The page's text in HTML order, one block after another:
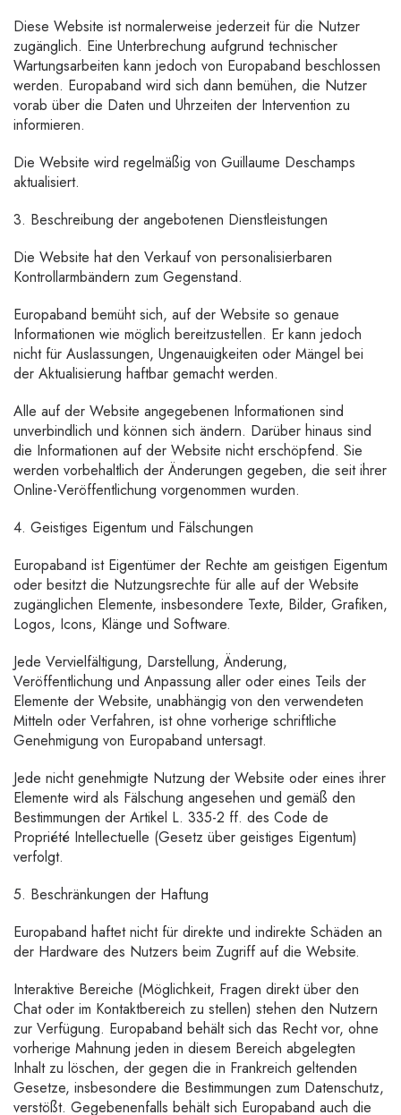
Diese Website ist normalerweise jederzeit für die Nutzer
zugänglich. Eine Unterbrechung aufgrund technischer
Wartungsarbeiten kann jedoch von Europaband beschlossen
werden. Europaband wird sich dann bemühen, die Nutzer
vorab über die Daten und Uhrzeiten der Intervention zu
informieren.
Die Website wird regelmäßig von Guillaume Deschamps
aktualisiert.
3. Beschreibung der angebotenen Dienstleistungen
Die Website hat den Verkauf von personalisierbaren
Kontrollarmbändern zum Gegenstand.
Europaband bemüht sich, auf der Website so genaue
Informationen wie möglich bereitzustellen. Er kann jedoch
nicht für Auslassungen, Ungenauigkeiten oder Mängel bei
der Aktualisierung haftbar gemacht werden.
Alle auf der Website angegebenen Informationen sind
unverbindlich und können sich ändern. Darüber hinaus sind
die Informationen auf der Website nicht erschöpfend. Sie
werden vorbehaltlich der Änderungen gegeben, die seit ihrer
Online-Veröffentlichung vorgenommen wurden.
4. Geistiges Eigentum und Fälschungen
Europaband ist Eigentümer der Rechte am geistigen Eigentum
oder besitzt die Nutzungsrechte für alle auf der Website
zugänglichen Elemente, insbesondere Texte, Bilder, Grafiken,
Logos, Icons, Klänge und Software.
Jede Vervielfältigung, Darstellung, Änderung,
Veröffentlichung und Anpassung aller oder eines Teils der
Elemente der Website, unabhängig von den verwendeten
Mitteln oder Verfahren, ist ohne vorherige schriftliche
Genehmigung von Europaband untersagt.
Jede nicht genehmigte Nutzung der Website oder eines ihrer
Elemente wird als Fälschung angesehen und gemäß den
Bestimmungen der Artikel L. 335-2 ff. des Code de
Propriété Intellectuelle (Gesetz über geistiges Eigentum)
verfolgt.
5. Beschränkungen der Haftung
Europaband haftet nicht für direkte und indirekte Schäden an
der Hardware des Nutzers beim Zugriff auf die Website.
Interaktive Bereiche (Möglichkeit, Fragen direkt über den
Chat oder im Kontaktbereich zu stellen) stehen den Nutzern
zur Verfügung. Europaband behält sich das Recht vor, ohne
vorherige Mahnung jeden in diesem Bereich abgelegten
Inhalt zu löschen, der gegen die in Frankreich geltenden
Gesetze, insbesondere die Bestimmungen zum Datenschutz,
verstößt. Gegebenenfalls behält sich Europaband auch die